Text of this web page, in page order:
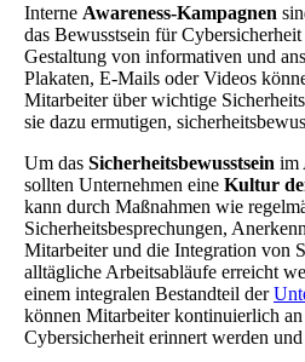
Interne Awareness-Kampagnen
das Bewusstsein für
Gestaltung von informativen und
Plakaten, E-Mails oder Videos
Mitarbeiter über wichtige
sie dazu ermutigen,
Um das Sicherheitsbewusstsein im
sollten Unternehmen eine Kultur
kann durch Maßnahmen wie
Sicherheitsbesprechungen,
Mitarbeiter und die Integration von
alltägliche Arbeitsabläufe erreicht
einem integralen Bestandteil der
können Mitarbeiter kontinuierlich
Cybersicherheit erinnert werden